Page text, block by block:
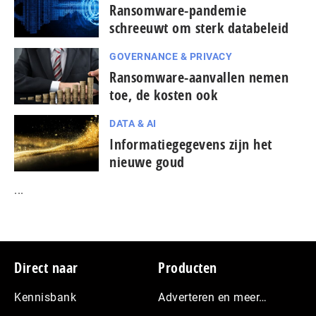
Ransomware-pandemie
schreeuwt om sterk databeleid
GOVERNANCE & PRIVACY
Ransomware-aanvallen nemen
toe, de kosten ook
DATA & AI
Informatiegegevens zijn het
nieuwe goud
...
Footer
Direct naar
Kennisbank
Producten
Adverteren en meer…